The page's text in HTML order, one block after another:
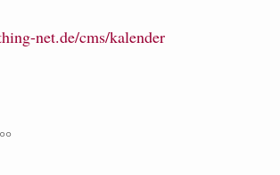
net.de/cms/kalender